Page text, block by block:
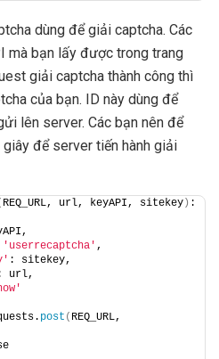
dùng để giải captcha. Các
mà bạn lấy được trong trang
giải captcha thành công thì
của bạn. ID này dùng để
lên server. Các bạn nên để
để server tiến hành giải
REQ_URL, url, keyAPI, sitekey ) :
'userrecaptcha' ,
: sitekey,
url,
post ( REQ_URL,